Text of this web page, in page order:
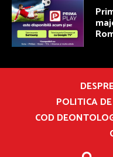
POLITICA
COD